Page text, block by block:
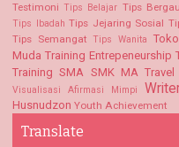
Testimoni Tips Belajar Tips
Tips Ibadah Tips Jejaring Sosial
Tips Semangat Tips Wanita
Muda Training Entrepeneurship
Training SMA SMK MA
Visualisasi Afirmasi Mimpi
Husnudzon Youth Achievement
Translate